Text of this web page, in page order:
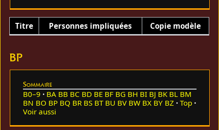
Titre Personnes impliquées Copie modèle
BP
Sommaire
B0–9 BA BB BC BD BE BF BG BH BI BJ BK BL BM
BN BO BP BQ BR BS BT BU BV BW BX BY BZ
Top
Voir aussi